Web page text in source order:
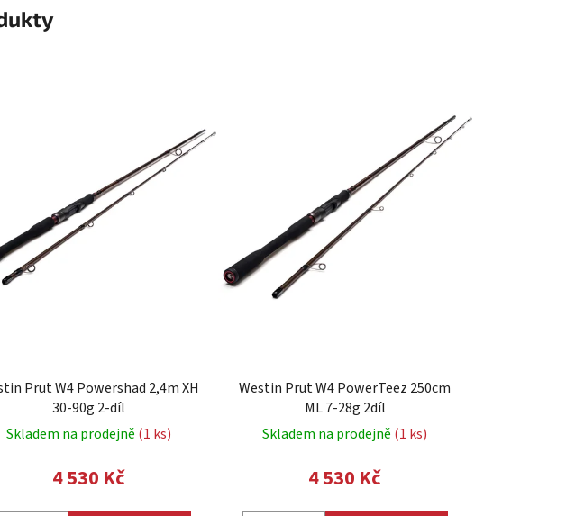
Prut W4 Powershad 2,4m XH
30-90g 2-díl
Skladem na prodejně (1 ks)
4 530 Kč
Westin Prut W4 PowerTeez 250cm
ML 7-28g 2díl
Skladem na prodejně (1 ks)
4 530 Kč